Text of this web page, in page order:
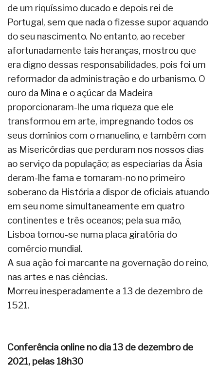
de um riquíssimo ducado e depois rei de
Portugal, sem que nada o fizesse supor aquando
do seu nascimento. No entanto, ao receber
afortunadamente tais heranças, mostrou que
era digno dessas responsabilidades, pois foi um
reformador da administração e do urbanismo. O
ouro da Mina e o açúcar da Madeira
proporcionaram-lhe uma riqueza que ele
transformou em arte, impregnando todos os
seus domínios com o manuelino, e também com
as Misericórdias que perduram nos nossos dias
ao serviço da população; as especiarias da Ásia
deram-lhe fama e tornaram-no no primeiro
soberano da História a dispor de oficiais atuando
em seu nome simultaneamente em quatro
continentes e três oceanos; pela sua mão,
Lisboa tornou-se numa placa giratória do
comércio mundial.
A sua ação foi marcante na governação do reino,
nas artes e nas ciências.
Morreu inesperadamente a 13 de dezembro de
1521.
Conferência online no dia 13 de dezembro de
2021, pelas 18h30